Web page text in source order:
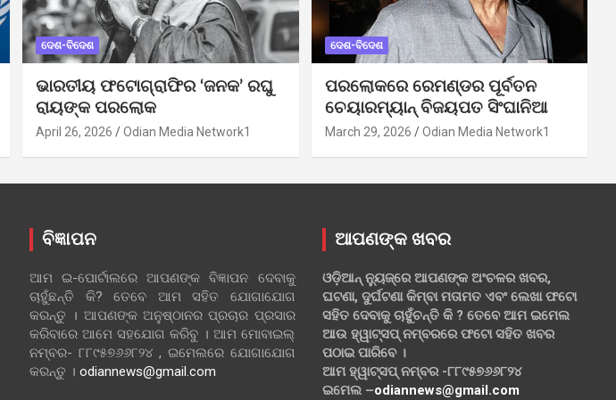
ଦେଶ-ବିଦେଶ
ଭାରତୀୟ ଫଟୋଗ୍ରାଫିର ‘ଜନକ’ ରଘୁ
ରାୟଙ୍କ ପରଲୋକ
April 26, 2026 Odian Media Network1
ଦେଶ-ବିଦେଶ
ପରଲୋକରେ ରେମଣ୍ଡର ପୂର୍ବତନ
ଚେୟାରମ୍ୟାନ୍ ବିଜୟପତ ସିଂଘାନିଆ
March 29, 2026 Odian Media Network1
ବିଜ୍ଞାପନ
ଆମ ଇ-ପୋର୍ଟାଲରେ ଆପଣଙ୍କ ବିଜ୍ଞାପନ ଦେବାକୁ
ଚାହୁଁଛନ୍ତି କି? ତେବେ ଆମ ସହିତ ଯୋଗାଯୋଗ
କରନ୍ତୁ । ଆପଣଙ୍କ ଅନୁଷ୍ଠାନର ପ୍ରଚାର ପ୍ରସାର
କରିବାରେ ଆମେ ସହଯୋଗ କରିବୁ । ଆମ ମୋବାଇଲ୍
ନମ୍ବର- ୮୮୯୫୭୬୬୮୨୪ , ଇମେଲରେ ଯୋଗାଯୋଗ
କରନ୍ତୁ । odiannews@gmail.com
ଆପଣଙ୍କ ଖବର
ଓଡ଼ିଆନ୍ ନ୍ୟୁଜ୍‌ରେ ଆପଣଙ୍କ ଅଂଚଳର ଖବର,
ଘଟଣା, ଦୁର୍ଘଟଣା କିମ୍ବା ମତାମତ ଏବଂ ଲେଖା ଫଟୋ
ସହିତ ଦେବାକୁ ଚାହୁଁଚନ୍ତି କି ? ତେବେ ଆମ ଇମେଲ
ଆଉ ହ୍ୱାଟ୍‌ସପ୍ ନମ୍ବରରେ ଫଟୋ ସହିତ ଖବର
ପଠାଇ ପାରିବେ ।
ଆମ ହ୍ୱାଟ୍‌ସପ୍ ନମ୍ବର -୮୮୯୫୭୬୬୮୨୪
ଇମେଲ –odiannews@gmail.com